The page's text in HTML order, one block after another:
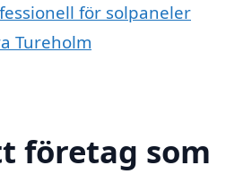
för solpaneler
Tureholm
företag som